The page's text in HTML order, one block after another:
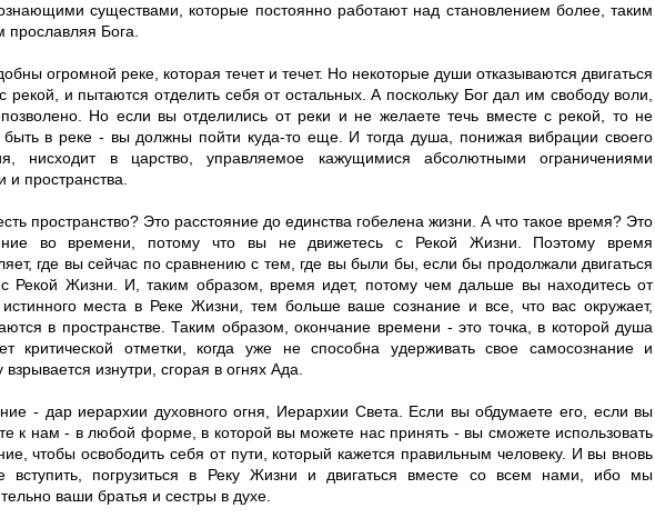
существами, которые постоянно работают над становлением более, таким
прославляя Бога.
огромной реке, которая течет и течет. Но некоторые души отказываются двигаться
рекой, и пытаются отделить себя от остальных. А поскольку Бог дал им свободу воли,
Но если вы отделились от реки и не желаете течь вместе с рекой, то не
в реке - вы должны пойти куда-то еще. И тогда душа, понижая вибрации своего
нисходит в царство, управляемое кажущимися абсолютными ограничениями
и пространства.
пространство? Это расстояние до единства гобелена жизни. А что такое время? Это
во времени, потому что вы не движетесь с Рекой Жизни. Поэтому время
где вы сейчас по сравнению с тем, где вы были бы, если бы продолжали двигаться
с Рекой Жизни. И, таким образом, время идет, потому чем дальше вы находитесь от
места в Реке Жизни, тем больше ваше сознание и все, что вас окружает,
в пространстве. Таким образом, окончание времени - это точка, в которой душа
критической отметки, когда уже не способна удерживать свое самосознание и
взрывается изнутри, сгорая в огнях Ада.
- дар иерархии духовного огня, Иерархии Света. Если вы обдумаете его, если вы
к нам - в любой форме, в которой вы можете нас принять - вы сможете использовать
чтобы освободить себя от пути, который кажется правильным человеку. И вы вновь
вступить, погрузиться в Реку Жизни и двигаться вместе со всем нами, ибо мы
ваши братья и сестры в духе.